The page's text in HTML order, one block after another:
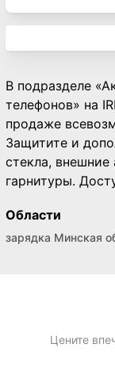
В подразделе
телефонов» на
продаже
Защитите и
стекла,
гарнитуры.
Области
зарядка Минская
Цените